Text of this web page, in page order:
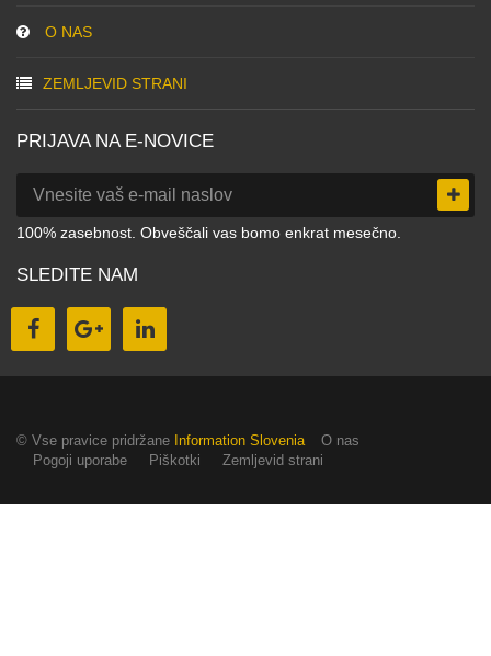
O NAS
ZEMLJEVID STRANI
PRIJAVA NA E-NOVICE
100% zasebnost. Obveščali vas bomo enkrat mesečno.
SLEDITE NAM
© Vse pravice pridržane Information Slovenia
O nas
Pogoji uporabe
Piškotki Zemljevid strani